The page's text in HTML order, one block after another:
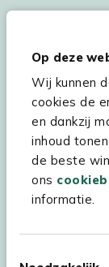
Op deze
Wij kunnen
cookies de
en dankzij
inhoud
de beste
ons
informatie.
Hulp & service
Assortiment
Kees Smit